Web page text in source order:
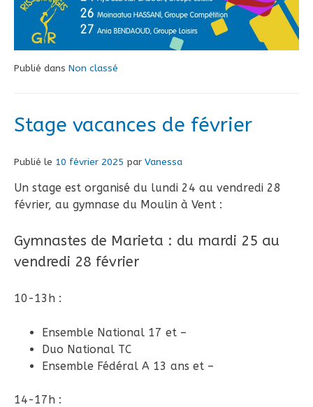
Publié dans Non classé
Stage vacances de février
Publié le 10 février 2025 par Vanessa
Un stage est organisé du lundi 24 au vendredi 28
février, au gymnase du Moulin à Vent :
Gymnastes de Marieta : du mardi 25 au
vendredi 28 février
10-13h :
Ensemble National 17 et –
Duo National TC
Ensemble Fédéral A 13 ans et –
14-17h :